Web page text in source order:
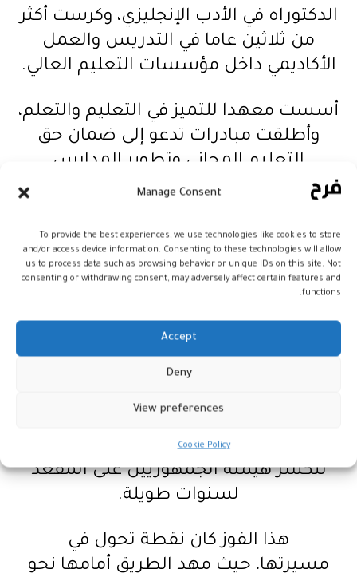
Manage Consent
To provide the best experiences, we use technologies like cookies to store
and/or access device information. Consenting to these technologies will allow
us to process data such as browsing behavior or unique IDs on this site. Not
consenting or withdrawing consent, may adversely affect certain features and
functions.
Accept
Deny
View preferences
Cookie Policy
الدكتوراه في الأدب الإنجليزي، وكرست أكثر
من ثلاثين عاما في التدريس والعمل
الأكاديمي داخل مؤسسات التعليم العالي.
أسست معهدا للتميز في التعليم والتعلم،
وأطلقت مبادرات تدعو إلى ضمان حق
التعليم المجاني وتطوير المدارس
الحكومية.
وفي كل مراحلها، ظل التعليم بالنسبة لها
بوابة العدالة الاجتماعية ومفتاح المساواة
الحقيقية بين المواطنين.
من التشريع إلى قمة السلطة في
فيرجينيا
ولاية فيرجينيا عن الحزب الديمقراطي،
لتكسر هيمنة الجمهوريين على المقعد
لسنوات طويلة.
هذا الفوز كان نقطة تحول في
مسيرتها، حيث مهد الطريق أمامها نحو